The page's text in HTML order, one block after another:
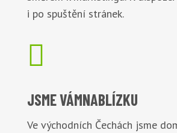
i po spuštění stránek.

JSME VÁMNABLÍZKU
Ve východních Čechách jsme